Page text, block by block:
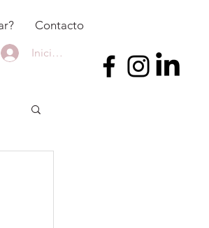
Contacto
Iniciar sesión